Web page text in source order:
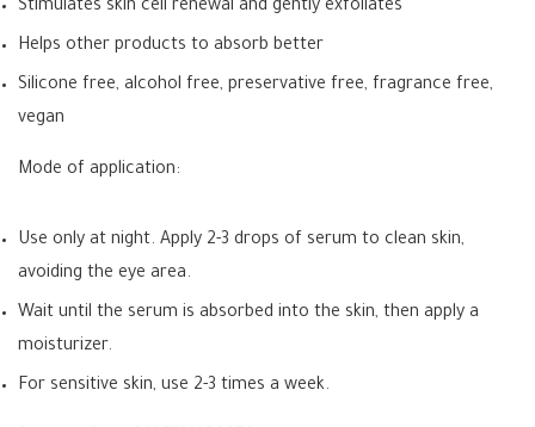
Stimulates skin cell renewal and gently exfoliates
Helps other products to absorb better
Silicone free, alcohol free, preservative free, fragrance free,
vegan
Mode of application:
Use only at night. Apply 2-3 drops of serum to clean skin,
avoiding the eye area.
Wait until the serum is absorbed into the skin, then apply a
moisturizer.
For sensitive skin, use 2-3 times a week.